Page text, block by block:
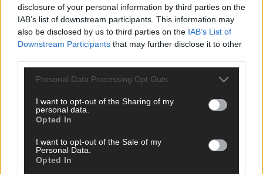
disclosure of your personal information by third parties on the
IAB’s list of downstream participants. This information may
also be disclosed by us to third parties on the IAB’s List of
Downstream Participants that may further disclose it to other
Personal Data Processing Opt Outs
I want to opt-out of the Sharing of my
personal data.
Opted In
I want to opt-out of the Sale of my
Personal Data.
Opted In
SCHNELL ZUM RESSORT
Nachrichten